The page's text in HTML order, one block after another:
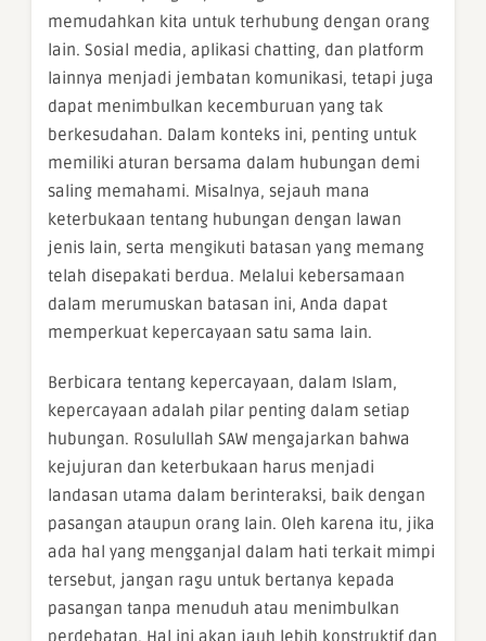
memudahkan kita untuk terhubung dengan orang
lain. Sosial media, aplikasi chatting, dan platform
lainnya menjadi jembatan komunikasi, tetapi juga
dapat menimbulkan kecemburuan yang tak
berkesudahan. Dalam konteks ini, penting untuk
memiliki aturan bersama dalam hubungan demi
saling memahami. Misalnya, sejauh mana
keterbukaan tentang hubungan dengan lawan
jenis lain, serta mengikuti batasan yang memang
telah disepakati berdua. Melalui kebersamaan
dalam merumuskan batasan ini, Anda dapat
memperkuat kepercayaan satu sama lain.
Berbicara tentang kepercayaan, dalam Islam,
kepercayaan adalah pilar penting dalam setiap
hubungan. Rosulullah SAW mengajarkan bahwa
kejujuran dan keterbukaan harus menjadi
landasan utama dalam berinteraksi, baik dengan
pasangan ataupun orang lain. Oleh karena itu, jika
ada hal yang mengganjal dalam hati terkait mimpi
tersebut, jangan ragu untuk bertanya kepada
pasangan tanpa menuduh atau menimbulkan
perdebatan. Hal ini akan jauh lebih konstruktif dan